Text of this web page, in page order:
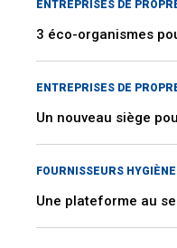
ENTREPRISES DE
3 éco-organismes
ENTREPRISES DE
Un nouveau siège
FOURNISSEURS
Une plateforme au